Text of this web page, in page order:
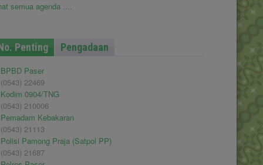
semua agenda ....
Penting Pengadaan
BPBD Paser
(0543) 22469
Kodim 0904/TNG
(0543) 210006
Pemadam Kebakaran
(0543) 21113
Polisi Pamong Praja (Satpol PP)
(0543) 21687